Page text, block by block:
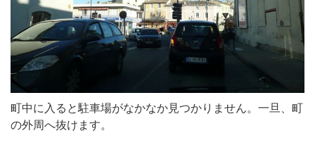
町中に入ると駐車場がなかなか見つかりません。一旦、町
の外周へ抜けます。